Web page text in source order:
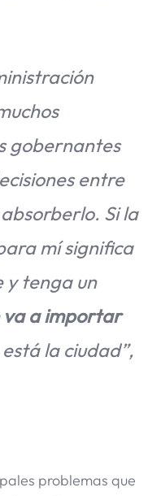
gobernantes
entre
Si la
mí significa
y tenga un
va a importar
la ciudad”,
problemas que